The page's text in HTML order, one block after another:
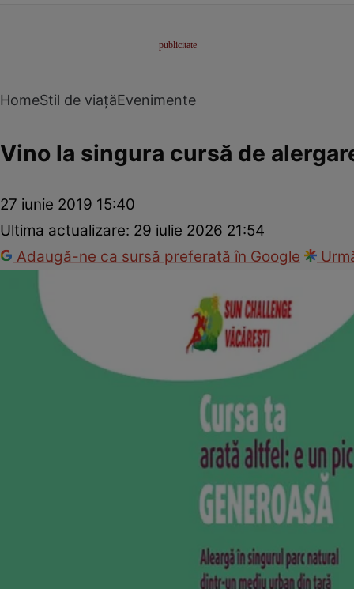
HomeStil de viațăEvenimente
Vino la singura cursă de
27 iunie 2019 15:40
Ultima actualizare: 29 iulie 2026 21:54
Adaugă-ne ca sursă preferată în Google